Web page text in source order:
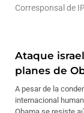
Corresponsal de
Ataque
planes de
A pesar de la
internacional